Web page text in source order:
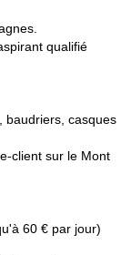
leascension de
Ce programme
qui nous
du Mont
retour à
le 7e jour est
Blanc, une
et
fois que vous
qualifié
baudriers, casques
client sur le Mont
60 € par jour)